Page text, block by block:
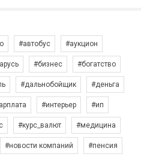
#автобус #аукцион
#бизнес #богатство
#дальнобойщик #деньга
#интерьер #ип
#курс_валют #медицина
#новости компаний #пенсия